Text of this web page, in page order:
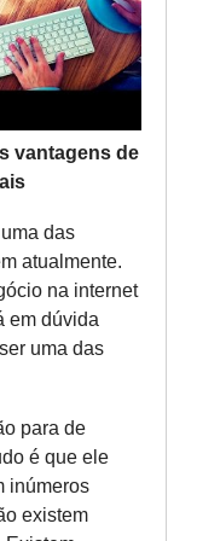
vantagens de
das
atualmente.
na internet
em dúvida
uma das
para de
é que ele
inúmeros
existem